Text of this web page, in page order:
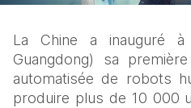
La Chine a inauguré
Guangdong) sa
automatisée de robots
produire plus de 10 000